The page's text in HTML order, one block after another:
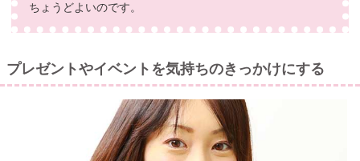
ちょうどよいのです。
プレゼントやイベントを気持ちのきっかけにする